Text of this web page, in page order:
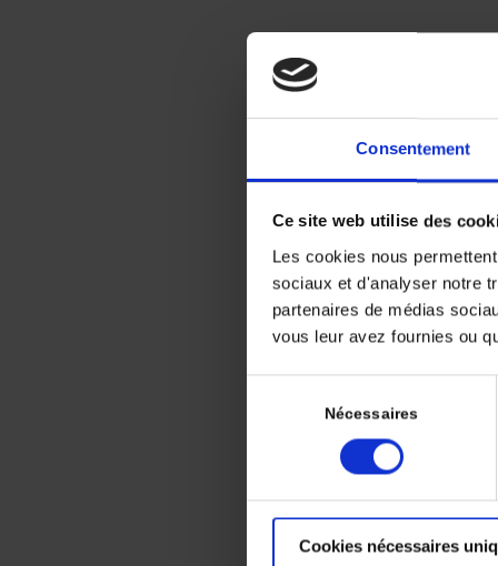
Consentement
Ce site web utilise des
Les cookies nous
sociaux et d'analyser notre
partenaires de médias
vous leur avez fournies ou
consentement
Nécessaires
Cookies nécessaires
cancer de
et tout
l’ESMO
dans la
menées
n peut-
l’ovaire.